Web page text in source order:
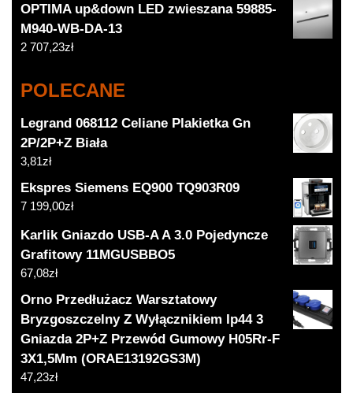
OPTIMA up&down LED zwieszana 59885-
M940-WB-DA-13
2 707,23zł
POLECANE
Legrand 068112 Celiane Plakietka Gn
2P/2P+Z Biała
3,81zł
Ekspres Siemens EQ900 TQ903R09
7 199,00zł
Karlik Gniazdo USB-A A 3.0 Pojedyncze
Grafitowy 11MGUSBBO5
67,08zł
Orno Przedłużacz Warsztatowy
Bryzgoszczelny Z Wyłącznikiem Ip44 3
Gniazda 2P+Z Przewód Gumowy H05Rr-F
3X1,5Mm (ORAE13192GS3M)
47,23zł